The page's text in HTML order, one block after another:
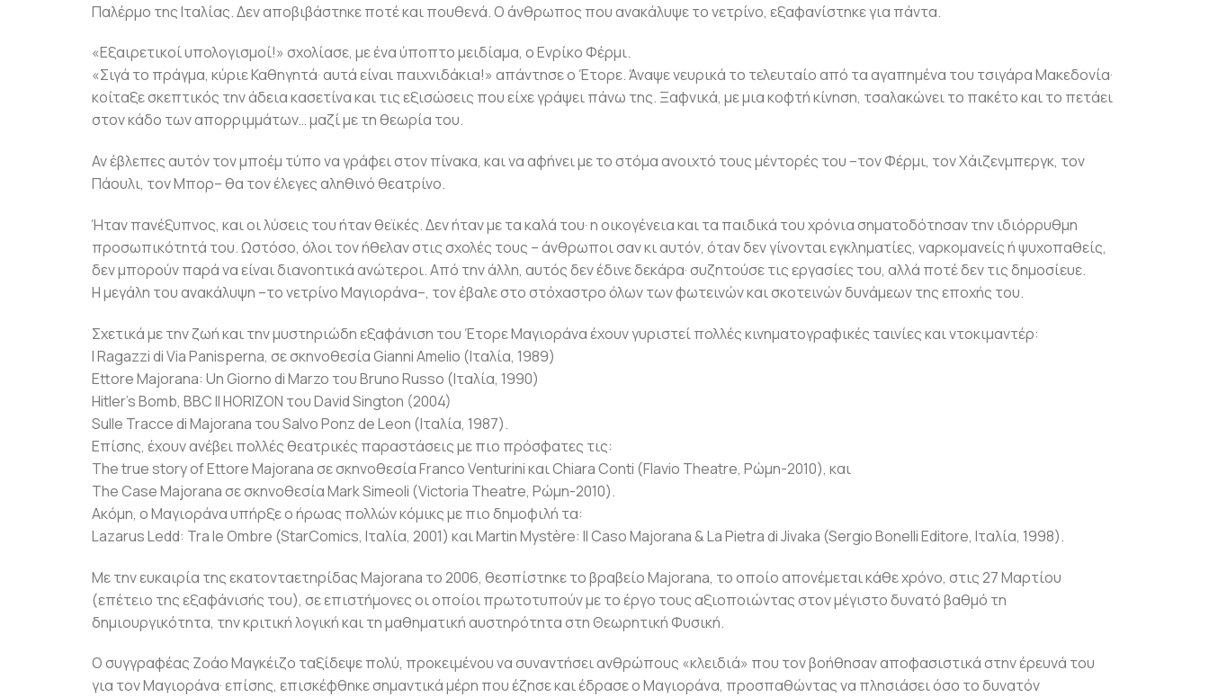
Παλέρμο της Ιταλίας. Δεν αποβιβάστηκε ποτέ και πουθενά. Ο άνθρωπος που ανακάλυψε το νετρίνο, εξαφανίστηκε για πάντα.
«Εξαιρετικοί υπολογισμοί!» σχολίασε, με ένα ύποπτο μειδίαμα, ο Ενρίκο Φέρμι.
«Σιγά το πράγμα, κύριε Καθηγητά· αυτά είναι παιχνιδάκια!» απάντησε ο Έτορε. Άναψε νευρικά το τελευταίο από τα αγαπημένα του τσιγάρα Μακεδονία·
κοίταξε σκεπτικός την άδεια κασετίνα και τις εξισώσεις που είχε γράψει πάνω της. Ξαφνικά, με μια κοφτή κίνηση, τσαλακώνει το πακέτο και το πετάει
στον κάδο των απορριμμάτων… μαζί με τη θεωρία του.
Αν έβλεπες αυτόν τον μποέμ τύπο να γράφει στον πίνακα, και να αφήνει με το στόμα ανοιχτό τους μέντορές του –τον Φέρμι, τον Χάιζενμπεργκ, τον
Πάουλι, τον Μπορ– θα τον έλεγες αληθινό θεατρίνο.
Ήταν πανέξυπνος, και οι λύσεις του ήταν θεϊκές. Δεν ήταν με τα καλά του· η οικογένεια και τα παιδικά του χρόνια σηματοδότησαν την ιδιόρρυθμη
προσωπικότητά του. Ωστόσο, όλοι τον ήθελαν στις σχολές τους – άνθρωποι σαν κι αυτόν, όταν δεν γίνονται εγκληματίες, ναρκομανείς ή ψυχοπαθείς,
δεν μπορούν παρά να είναι διανοητικά ανώτεροι. Από την άλλη, αυτός δεν έδινε δεκάρα· συζητούσε τις εργασίες του, αλλά ποτέ δεν τις δημοσίευε.
Η μεγάλη του ανακάλυψη –το νετρίνο Μαγιοράνα–, τον έβαλε στο στόχαστρο όλων των φωτεινών και σκοτεινών δυνάμεων της εποχής του.
Σχετικά με την ζωή και την μυστηριώδη εξαφάνιση του Έτορε Μαγιοράνα έχουν γυριστεί πολλές κινηματογραφικές ταινίες και ντοκιμαντέρ:
I Ragazzi di Via Panisperna, σε σκηνοθεσία Gianni Amelio (Ιταλία, 1989)
Ettore Majorana: Un Giorno di Marzo του Bruno Russo (Ιταλία, 1990)
Hitler’s Bomb, BBC II HORIZON του David Sington (2004)
Sulle Tracce di Majorana του Salvo Ponz de Leon (Ιταλία, 1987).
Επίσης, έχουν ανέβει πολλές θεατρικές παραστάσεις με πιο πρόσφατες τις:
The true story of Ettore Majorana σε σκηνοθεσία Franco Venturini και Chiara Conti (Flavio Theatre, Ρώμη-2010), και
The Case Majorana σε σκηνοθεσία Mark Simeoli (Victoria Theatre, Ρώμη-2010).
Ακόμη, ο Μαγιοράνα υπήρξε ο ήρωας πολλών κόμικς με πιο δημοφιλή τα:
Lazarus Ledd: Tra le Ombre (StarComics, Ιταλία, 2001) και Martin Mystère: Il Caso Majorana & La Pietra di Jivaka (Sergio Bonelli Editore, Ιταλία, 1998).
Με την ευκαιρία της εκατονταετηρίδας Majorana το 2006, θεσπίστηκε το βραβείο Majorana, το οποίο απονέμεται κάθε χρόνο, στις 27 Μαρτίου
(επέτειο της εξαφάνισής του), σε επιστήμονες οι οποίοι πρωτοτυπούν με το έργο τους αξιοποιώντας στον μέγιστο δυνατό βαθμό τη
δημιουργικότητα, την κριτική λογική και τη μαθηματική αυστηρότητα στη Θεωρητική Φυσική.
Ο συγγραφέας Ζοάο Μαγκέιζο ταξίδεψε πολύ, προκειμένου να συναντήσει ανθρώπους «κλειδιά» που τον βοήθησαν αποφασιστικά στην έρευνά του
για τον Μαγιοράνα· επίσης, επισκέφθηκε σημαντικά μέρη που έζησε και έδρασε ο Μαγιοράνα, προσπαθώντας να πλησιάσει όσο το δυνατόν